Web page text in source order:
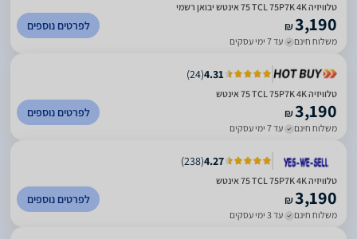
טלוויזיה TCL 75P7K 4K ‏75 ‏אינטש יבואן רשמי
₪3,190
משלוח חינם עד 7 ימי עסקים
לפרטים נוספים
4.31
(
24
)
טלוויזיה TCL 75P7K 4K ‏75 ‏אינטש
₪3,190
משלוח חינם עד 7 ימי עסקים
לפרטים נוספים
4.27
(
238
)
טלוויזיה TCL 75P7K 4K ‏75 ‏אינטש
₪3,190
משלוח חינם עד 3 ימי עסקים
לפרטים נוספים